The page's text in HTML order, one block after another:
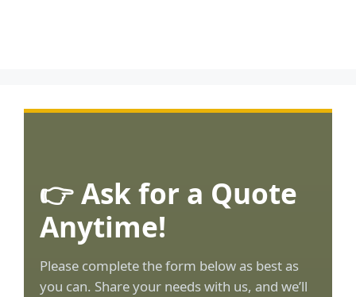
👉 Ask for a Quote
Anytime!
Please complete the form below as best as
you can. Share your needs with us, and we’ll